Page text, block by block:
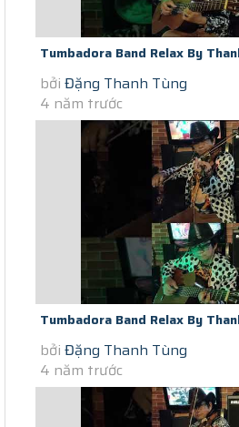
Tumbadora Band Relax By
Saigon Social Distance...
bởi Đặng Thanh Tùng
4 năm trước
Tumbadora Band Relax By
Saigon Social Distance Knife...
bởi Đặng Thanh Tùng
4 năm trước